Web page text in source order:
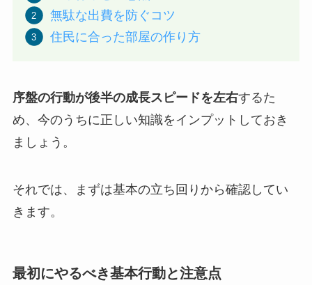
無駄な出費を防ぐコツ
住民に合った部屋の作り方
序盤の行動が後半の成長スピードを左右するた
め、今のうちに正しい知識をインプットしておき
ましょう。
それでは、まずは基本の立ち回りから確認してい
きます。
最初にやるべき基本行動と注意点